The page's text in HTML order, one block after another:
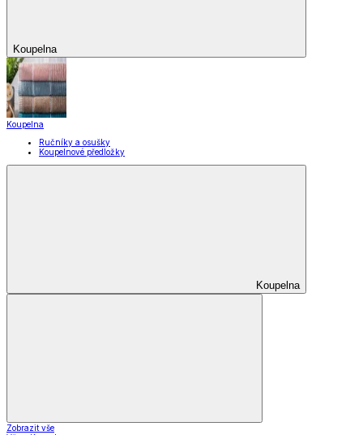
Koupelna
Koupelna
Ručníky a osušky
Koupelnové předložky
Koupelna
Zobrazit vše